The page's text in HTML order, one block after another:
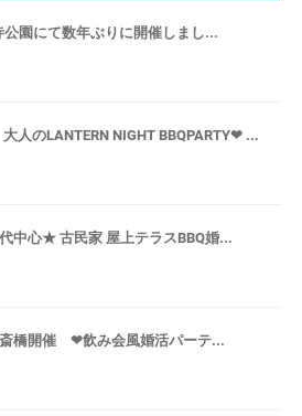
公園にて数年ぶりに開催しまし...
人のLANTERN NIGHT BBQPARTY❤ ...
中心★ 古民家 屋上テラスBBQ婚...
橋開催 ❤飲み会風婚活パーテ...